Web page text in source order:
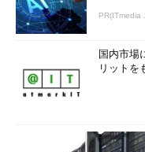
PR(ITmedia
国内市場
リットを